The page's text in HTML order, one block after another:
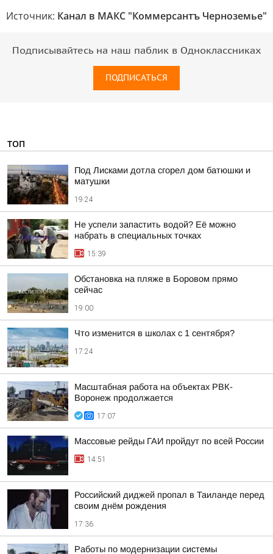
Источник: Канал в МАКС "Коммерсантъ Черноземье"
Подписывайтесь на наш паблик в Одноклассниках
ПОДПИСАТЬСЯ
ТОП
Под Лисками дотла сгорел дом батюшки и
матушки
19:24
Не успели запастить водой? Её можно
набрать в специальных точках
15:39
Обстановка на пляже в Боровом прямо
сейчас
19:00
Что изменится в школах с 1 сентября?
17:24
Масштабная работа на объектах РВК-
Воронеж продолжается
17:07
Массовые рейды ГАИ пройдут по всей России
14:51
Российский диджей пропал в Таиланде перед
своим днём рождения
17:36
Работы по модернизации системы